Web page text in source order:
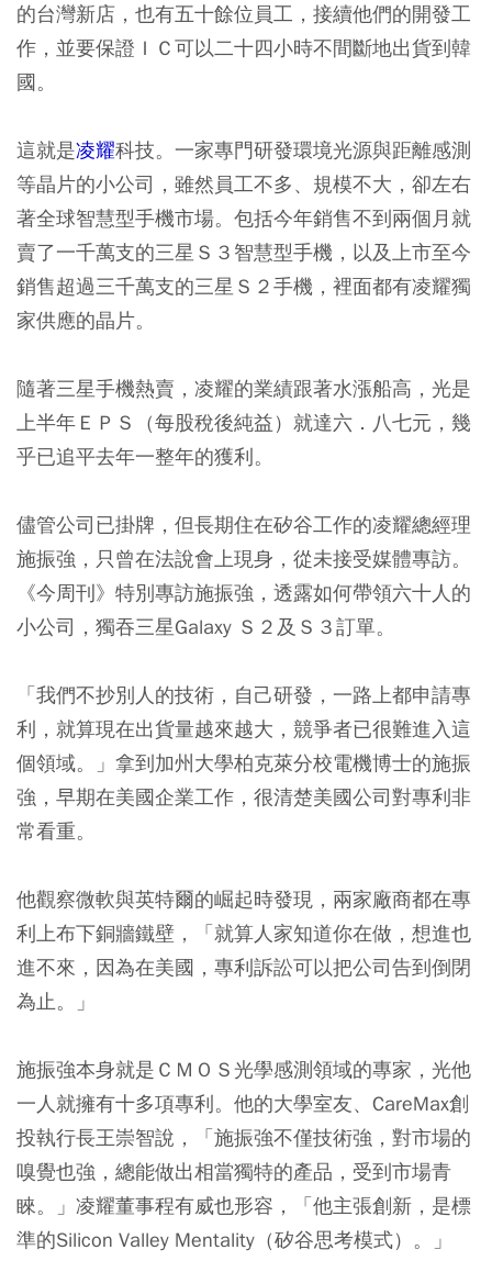
的台灣新店，也有五十餘位員工，接續他們的開發工
作，並要保證ＩＣ可以二十四小時不間斷地出貨到韓
國。
這就是凌耀科技。一家專門研發環境光源與距離感測
等晶片的小公司，雖然員工不多、規模不大，卻左右
著全球智慧型手機市場。包括今年銷售不到兩個月就
賣了一千萬支的三星Ｓ３智慧型手機，以及上市至今
銷售超過三千萬支的三星Ｓ２手機，裡面都有凌耀獨
家供應的晶片。
隨著三星手機熱賣，凌耀的業績跟著水漲船高，光是
上半年ＥＰＳ（每股稅後純益）就達六．八七元，幾
乎已追平去年一整年的獲利。
儘管公司已掛牌，但長期住在矽谷工作的凌耀總經理
施振強，只曾在法說會上現身，從未接受媒體專訪。
《今周刊》特別專訪施振強，透露如何帶領六十人的
小公司，獨吞三星Galaxy Ｓ２及Ｓ３訂單。
「我們不抄別人的技術，自己研發，一路上都申請專
利，就算現在出貨量越來越大，競爭者已很難進入這
個領域。」拿到加州大學柏克萊分校電機博士的施振
強，早期在美國企業工作，很清楚美國公司對專利非
常看重。
他觀察微軟與英特爾的崛起時發現，兩家廠商都在專
利上布下銅牆鐵壁，「就算人家知道你在做，想進也
進不來，因為在美國，專利訴訟可以把公司告到倒閉
為止。」
施振強本身就是ＣＭＯＳ光學感測領域的專家，光他
一人就擁有十多項專利。他的大學室友、CareMax創
投執行長王崇智說，「施振強不僅技術強，對市場的
嗅覺也強，總能做出相當獨特的產品，受到市場青
睞。」凌耀董事程有威也形容，「他主張創新，是標
準的Silicon Valley Mentality（矽谷思考模式）。」